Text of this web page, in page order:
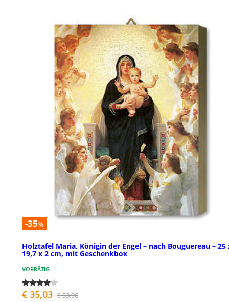
-35%
Holztafel Maria, Königin der Engel – nach Bouguereau – 25
19,7 x 2 cm, mit Geschenkbox
VORRÄTIG
€ 35,03 € 53,90